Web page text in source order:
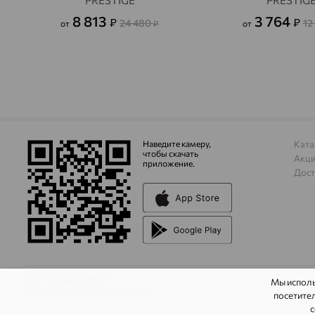
от 8 813 ₽ 24 480₽ от 3 764 ₽
Наведите камеру,
чтобы скачать
приложение.
Мы